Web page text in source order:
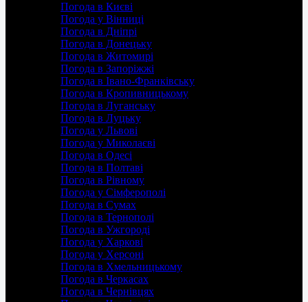
Погода в Києві
Погода у Вінниці
Погода в Дніпрі
Погода в Донецьку
Погода в Житомирі
Погода в Запоріжжі
Погода в Івано-Франківську
Погода в Кропивницькому
Погода в Луганську
Погода в Луцьку
Погода у Львові
Погода у Миколаєві
Погода в Одесі
Погода в Полтаві
Погода в Рівному
Погода у Сімферополі
Погода в Сумах
Погода в Тернополі
Погода в Ужгороді
Погода у Харкові
Погода у Херсоні
Погода в Хмельницькому
Погода в Черкасах
Погода в Чернівцях